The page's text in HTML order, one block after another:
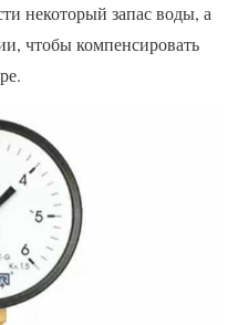
некоторый запас воды, а
чтобы компенсировать